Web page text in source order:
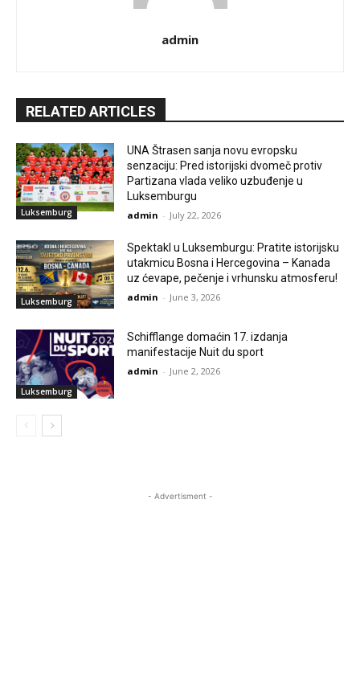
admin
RELATED ARTICLES
Luksemburg
UNA Štrasen sanja novu evropsku
senzaciju: Pred istorijski dvomeč protiv
Partizana vlada veliko uzbuđenje u
Luksemburgu
admin - July 22, 2026
Luksemburg
Spektakl u Luksemburgu: Pratite istorijsku
utakmicu Bosna i Hercegovina – Kanada
uz ćevape, pečenje i vrhunsku atmosferu!
admin - June 3, 2026
Luksemburg
Schifflange domaćin 17. izdanja
manifestacije Nuit du sport
admin - June 2, 2026
- Advertisment -